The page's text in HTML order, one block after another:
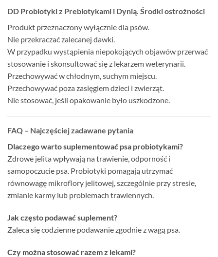
DD Probiotyki z Prebiotykami i Dynią. Środki ostrożności
Produkt przeznaczony wyłącznie dla psów.
Nie przekraczać zalecanej dawki.
W przypadku wystąpienia niepokojących objawów przerwać
stosowanie i skonsultować się z lekarzem weterynarii.
Przechowywać w chłodnym, suchym miejscu.
Przechowywać poza zasięgiem dzieci i zwierząt.
Nie stosować, jeśli opakowanie było uszkodzone.
FAQ – Najczęściej zadawane pytania
Dlaczego warto suplementować psa probiotykami?
Zdrowe jelita wpływają na trawienie, odporność i
samopoczucie psa. Probiotyki pomagają utrzymać
równowagę mikroflory jelitowej, szczególnie przy stresie,
zmianie karmy lub problemach trawiennych.
Jak często podawać suplement?
Zaleca się codzienne podawanie zgodnie z wagą psa.
Czy można stosować razem z lekami?